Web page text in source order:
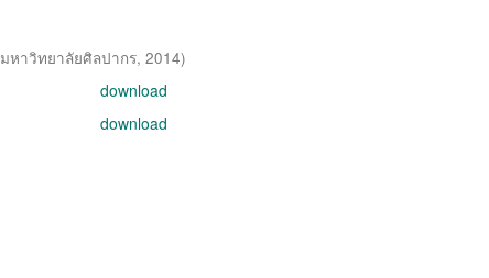
มหาวิทยาลัยศิลปากร, 2014)
download
download